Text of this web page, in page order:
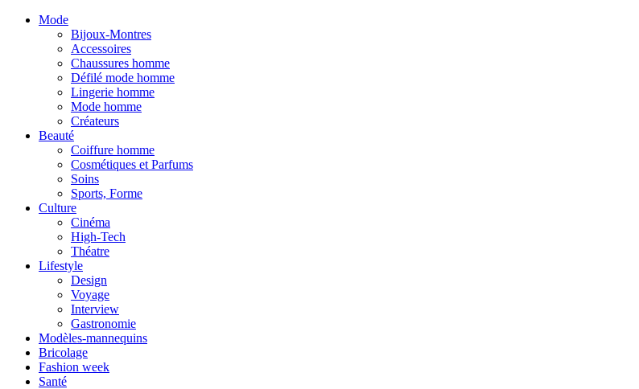
Mode
Bijoux-Montres
Accessoires
Chaussures homme
Défilé mode homme
Lingerie homme
Mode homme
Créateurs
Beauté
Coiffure homme
Cosmétiques et Parfums
Soins
Sports, Forme
Culture
Cinéma
High-Tech
Théatre
Lifestyle
Design
Voyage
Interview
Gastronomie
Modèles-mannequins
Bricolage
Fashion week
Santé